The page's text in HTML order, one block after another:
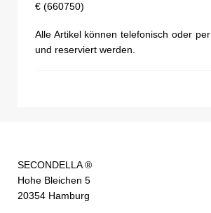
€ (660750)
Alle Artikel können telefonisch oder per
und reserviert werden.
SECONDELLA ®
Hohe Bleichen 5
20354 Hamburg